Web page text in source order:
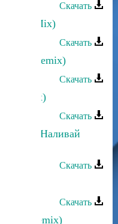
Скачать
Mix)
Скачать
(remix)
Скачать
(remix)
Скачать
- Наливай
Скачать
Скачать
(remix)